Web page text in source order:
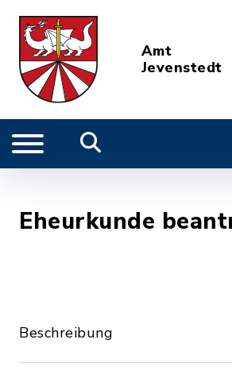
Amt
Jevenstedt
Eheurkunde
Beschreibung